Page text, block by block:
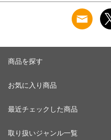
商品を探す
お気に入り商品
最近チェックした商品
取り扱いジャンル一覧